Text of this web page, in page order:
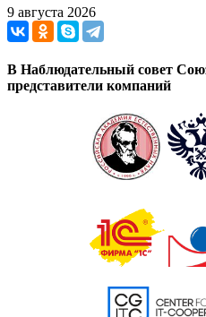
9 августа 2026
В Наблюдательный совет
представители компаний